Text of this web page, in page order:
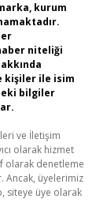
kurum
niteliği
kişiler ile isim
bilgiler
ve İletişim
olarak hizmet
olarak denetleme
Ancak, üyelerimiz
siteye üye olarak